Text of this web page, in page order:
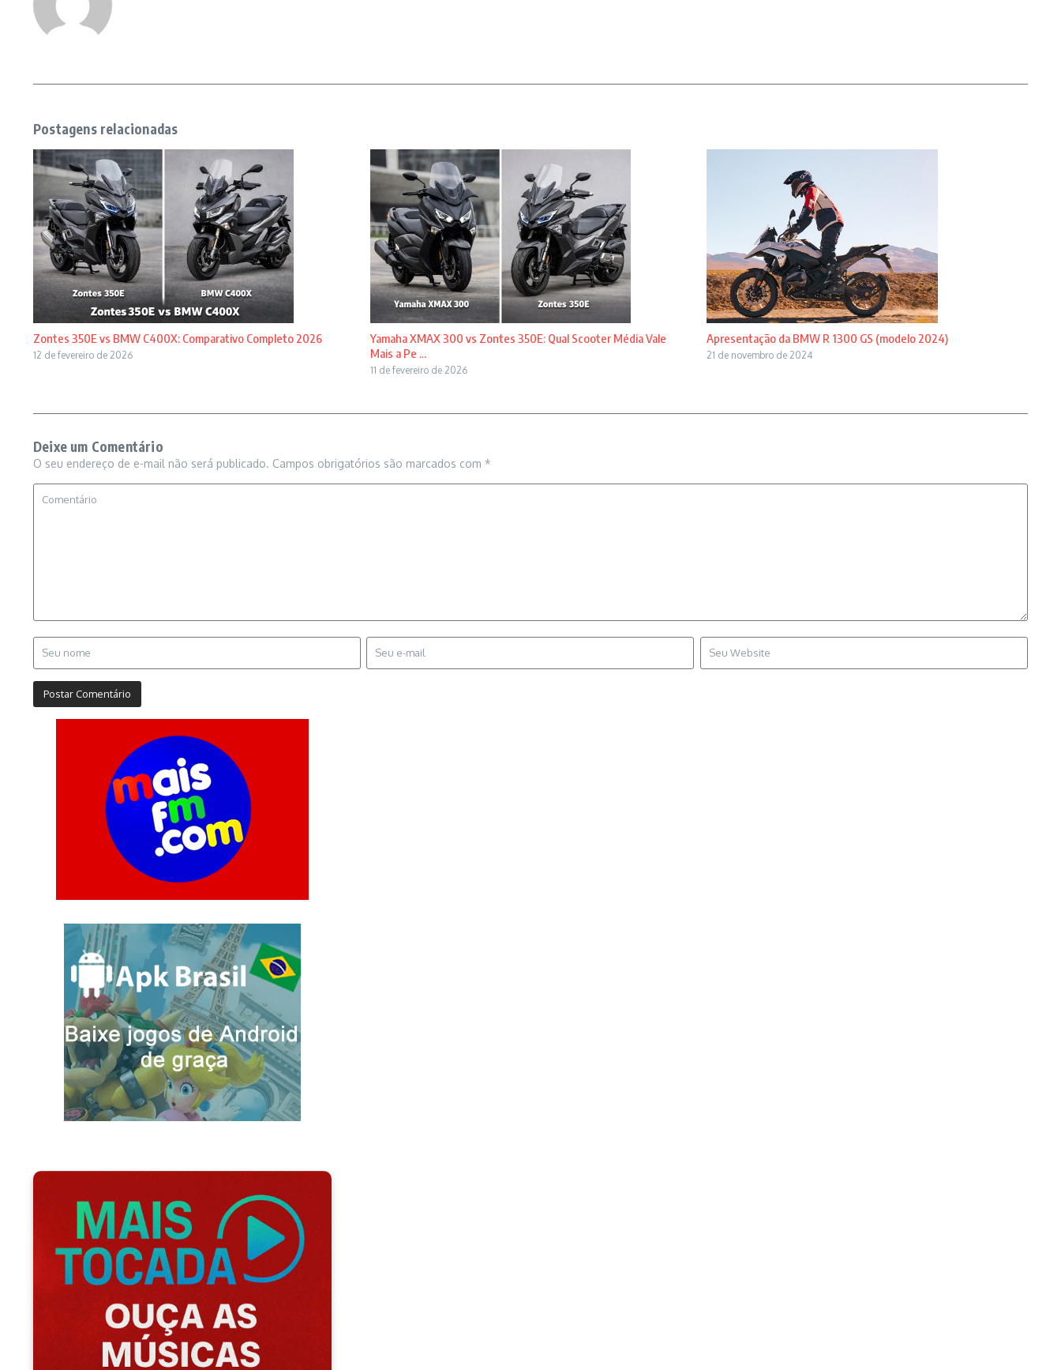
Postagens relacionadas
Zontes 350E vs BMW C400X: Comparativo Completo 2026
12 de fevereiro de 2026
Yamaha XMAX 300 vs Zontes 350E: Qual Scooter Média Vale
Mais a Pe ...
11 de fevereiro de 2026
Apresentação da BMW R 1300 GS (modelo 2024)
21 de novembro de 2024
Deixe um Comentário
O seu endereço de e-mail não será publicado. Campos obrigatórios são marcados com *